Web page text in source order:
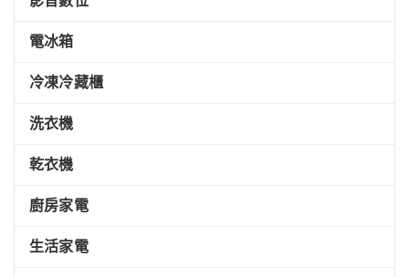
電冰箱
冷凍冷藏櫃
洗衣機
乾衣機
廚房家電
生活家電